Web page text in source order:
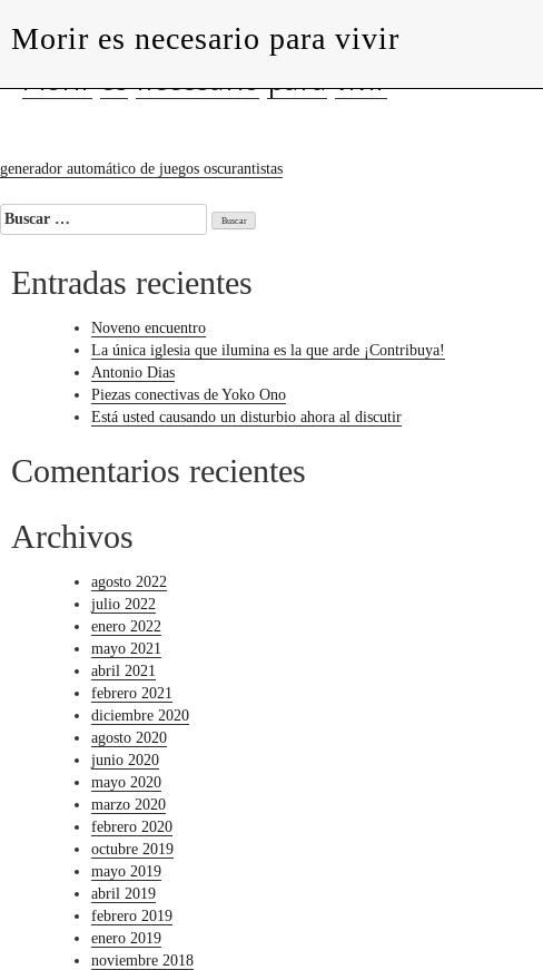
Morir es necesario para vivir
Morir es necesario para vivir
Navegación
de
generador automático de juegos oscurantistas
Buscar:
Entradas recientes
Noveno encuentro
La única iglesia que ilumina es la que arde ¡Contribuya!
Antonio Dias
Piezas conectivas de Yoko Ono
Está usted causando un disturbio ahora al discutir
Comentarios recientes
Archivos
agosto 2022
julio 2022
enero 2022
mayo 2021
abril 2021
febrero 2021
diciembre 2020
agosto 2020
junio 2020
mayo 2020
marzo 2020
febrero 2020
octubre 2019
mayo 2019
abril 2019
febrero 2019
enero 2019
noviembre 2018